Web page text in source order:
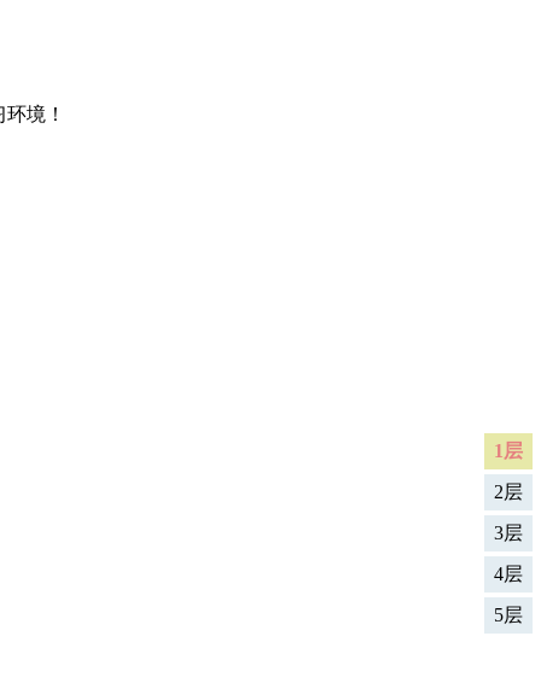
境！
1层
2层
3层
4层
5层